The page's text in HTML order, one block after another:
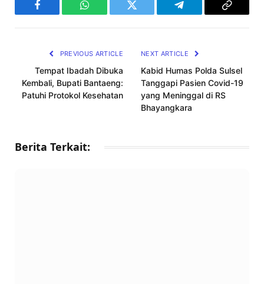
Facebook WhatsAppTwitter Telegram
Copy
PREVIOUS ARTICLE
Tempat Ibadah Dibuka
Kembali, Bupati Bantaeng:
Patuhi Protokol Kesehatan
NEXT ARTICLE
Kabid Humas Polda Sulsel
Tanggapi Pasien Covid-19
yang Meninggal di RS
Bhayangkara
Berita Terkait: